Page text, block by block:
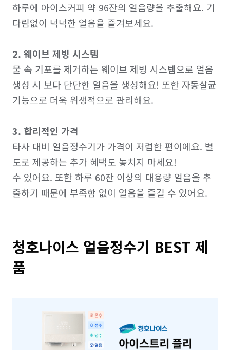
하루에 아이스커피 약 96잔의 얼음량을 추출해요. 기
다림없이 넉넉한 얼음을 즐겨보세요.
2. 웨이브 제빙 시스템
물 속 기포를 제거하는 웨이브 제빙 시스템으로 얼음
생성 시 보다 단단한 얼음을 생성해요! 또한 자동살균
기능으로 더욱 위생적으로 관리해요.
3. 합리적인 가격
타사 대비 얼음정수기가 가격이 저렴한 편이에요. 별
도로 제공하는 추가 혜택도 놓치지 마세요!
수 있어요. 또한 하루 60잔 이상의 대용량 얼음을 추
청호나이스 얼음정수기 BEST 제
품